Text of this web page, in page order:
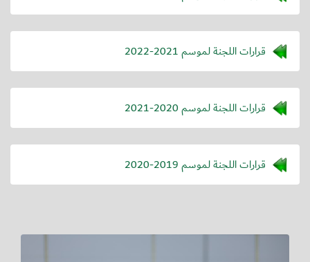
قرارات اللجنة لموسم 2021-2022
قرارات اللجنة لموسم 2020-2021
قرارات اللجنة لموسم 2019-2020